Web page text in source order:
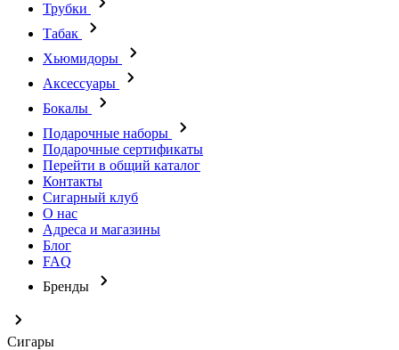
Трубки
Табак
Хьюмидоры
Аксессуары
Бокалы
Подарочные наборы
Подарочные сертификаты
Перейти в общий каталог
Контакты
Сигарный клуб
О нас
Адреса и магазины
Блог
FAQ
Бренды
Сигары